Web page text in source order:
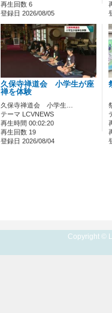
再生回数 6
登録日 2026/08/05
久保寺禅道会 小学生が座
禅を体験
久保寺禅道会 小学生…
テーマ LCVNEWS
再生時間 00:02:20
再生回数 19
登録日 2026/08/04
Copyright ©